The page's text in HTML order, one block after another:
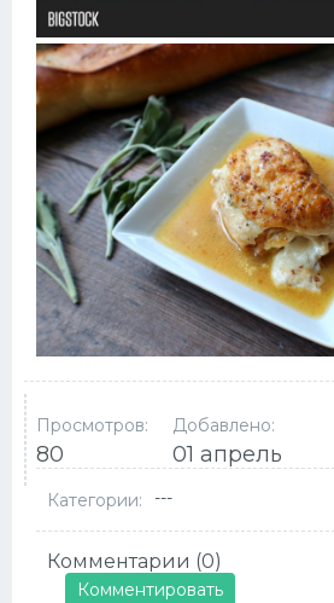
Просмотров:
80
Добавлено:
01 апрель
Категории: ---
Комментарии (0)
Комментировать